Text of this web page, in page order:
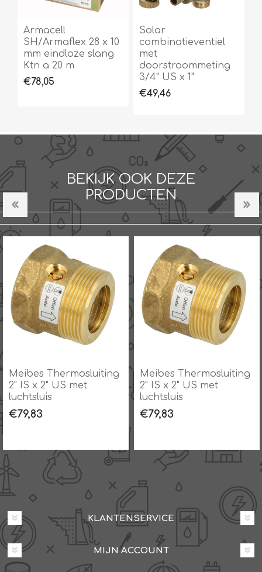
Armacell
SH/Armaflex 28 x 10
mm eindloze slang
Ktn a 20 m
€78,05
Solar
combinatieventiel
met
doorstroommeting
3/4" US x 1"
€49,46
BEKIJK OOK DEZE
PRODUCTEN
Meibes Thermosluiting
2" IS x 2" US met
luchtsluis
€79,83
Meibes Thermosluiting
2" IS x 2" US met
luchtsluis
€79,83
KLANTENSERVICE
MIJN ACCOUNT